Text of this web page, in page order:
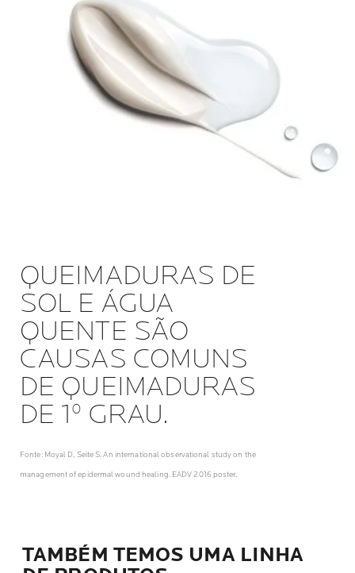
QUEIMADURAS DE
SOL E ÁGUA
QUENTE SÃO
CAUSAS COMUNS
DE QUEIMADURAS
DE 1º GRAU.
Fonte: Moyal D, Seite S. An international observational study on the
management of epidermal wound healing. EADV 2016 poster.
TAMBÉM TEMOS UMA LINHA